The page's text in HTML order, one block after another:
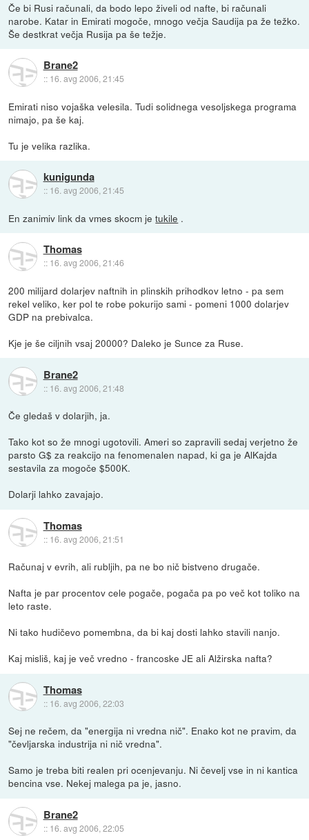
Če bi Rusi računali, da bodo lepo živeli od nafte, bi računali
narobe. Katar in Emirati mogoče, mnogo večja Saudija pa že težko.
Še destkrat večja Rusija pa še težje.
Brane2
:: 16. avg 2006, 21:45
Emirati niso vojaška velesila. Tudi solidnega vesoljskega programa
nimajo, pa še kaj.
Tu je velika razlika.
kunigunda
:: 16. avg 2006, 21:45
En zanimiv link da vmes skocm jetukile .
Thomas
:: 16. avg 2006, 21:46
200 milijard dolarjev naftnih in plinskih prihodkov letno - pa sem
rekel veliko, ker pol te robe pokurijo sami - pomeni 1000 dolarjev
GDP na prebivalca.
Kje je še ciljnih vsaj 20000? Daleko je Sunce za Ruse.
Brane2
:: 16. avg 2006, 21:48
Če gledaš v dolarjih, ja.
Tako kot so že mnogi ugotovili. Ameri so zapravili sedaj verjetno že
parsto G$ za reakcijo na fenomenalen napad, ki ga je AlKajda
sestavila za mogoče $500K.
Dolarji lahko zavajajo.
Thomas
:: 16. avg 2006, 21:51
Računaj v evrih, ali rubljih, pa ne bo nič bistveno drugače.
Nafta je par procentov cele pogače, pogača pa po več kot toliko na
leto raste.
Ni tako hudičevo pomembna, da bi kaj dosti lahko stavili nanjo.
Kaj misliš, kaj je več vredno - francoske JE ali Alžirska nafta?
Thomas
:: 16. avg 2006, 22:03
Sej ne rečem, da "energija ni vredna nič". Enako kot ne pravim, da
"čevljarska industrija ni nič vredna".
Samo je treba biti realen pri ocenjevanju. Ni čevelj vse in ni kantica
bencina vse. Nekej malega pa je, jasno.
Brane2
:: 16. avg 2006, 22:05